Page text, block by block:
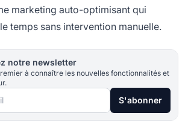
marketing auto-optimisant qui
temps sans intervention manuelle.
notre newsletter
à connaître les nouvelles fonctionnalités et
S'abonner